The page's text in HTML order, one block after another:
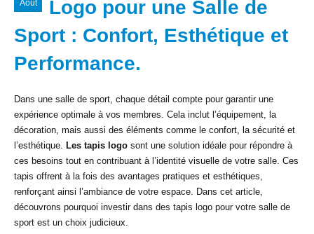
Août
Logo pour une Salle de
Sport : Confort, Esthétique et
Performance.
Dans une salle de sport, chaque détail compte pour garantir une
expérience optimale à vos membres. Cela inclut l’équipement, la
décoration, mais aussi des éléments comme le confort, la sécurité et
l’esthétique. Les tapis logo sont une solution idéale pour répondre à
ces besoins tout en contribuant à l’identité visuelle de votre salle. Ces
tapis offrent à la fois des avantages pratiques et esthétiques,
renforçant ainsi l’ambiance de votre espace. Dans cet article,
découvrons pourquoi investir dans des tapis logo pour votre salle de
sport est un choix judicieux.